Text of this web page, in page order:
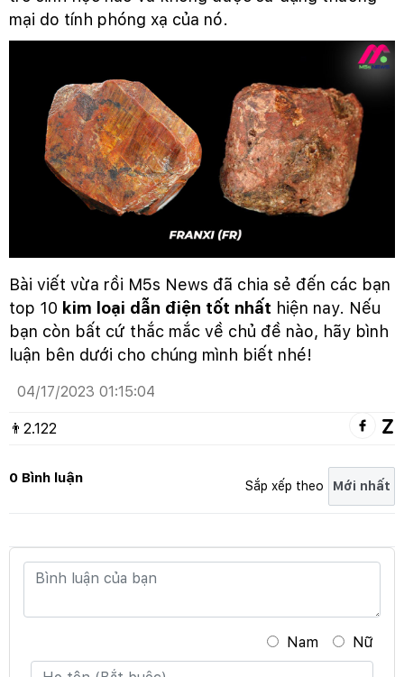
mại do tính phóng xạ của nó.
Bài viết vừa rồi M5s News đã chia sẻ đến các bạn
top 10 kim loại dẫn điện tốt nhất hiện nay. Nếu
bạn còn bất cứ thắc mắc về chủ đề nào, hãy bình
luận bên dưới cho chúng mình biết nhé!
04/17/2023 01:15:04
👨 2.122
0 Bình luận Sắp xếp theo
Nam Nữ